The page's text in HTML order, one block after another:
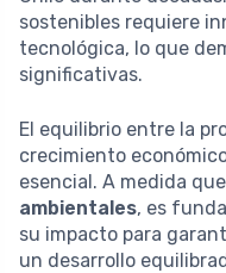
sostenibles requiere
tecnológica, lo que
significativas.
El equilibrio entre la
crecimiento
esencial. A medida
ambientales, es
su impacto para
un desarrollo